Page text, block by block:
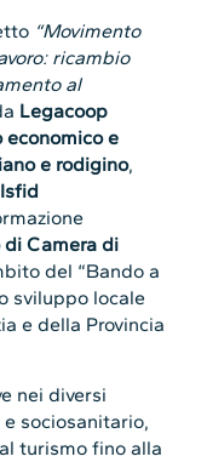
“Movimento
ricambio
al
Legacoop
economico e
e rodigino,
Camera di
del “Bando a
sviluppo locale
e della Provincia
nei diversi
sociosanitario,
turismo fino alla